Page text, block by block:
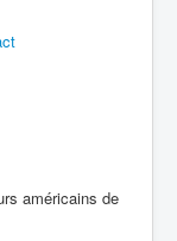
américains de